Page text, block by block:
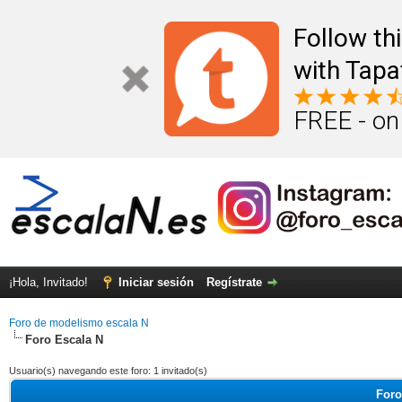
Follow
with
FREE -
¡Hola, Invitado! Iniciar sesión Regístrate
Foro de modelismo escala N
Foro Escala N
Usuario(s) navegando este foro: 1 invitado(s)